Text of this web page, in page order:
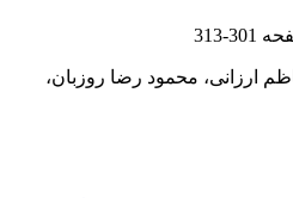
301-313
ارزانی، محمود رضا روزبان،